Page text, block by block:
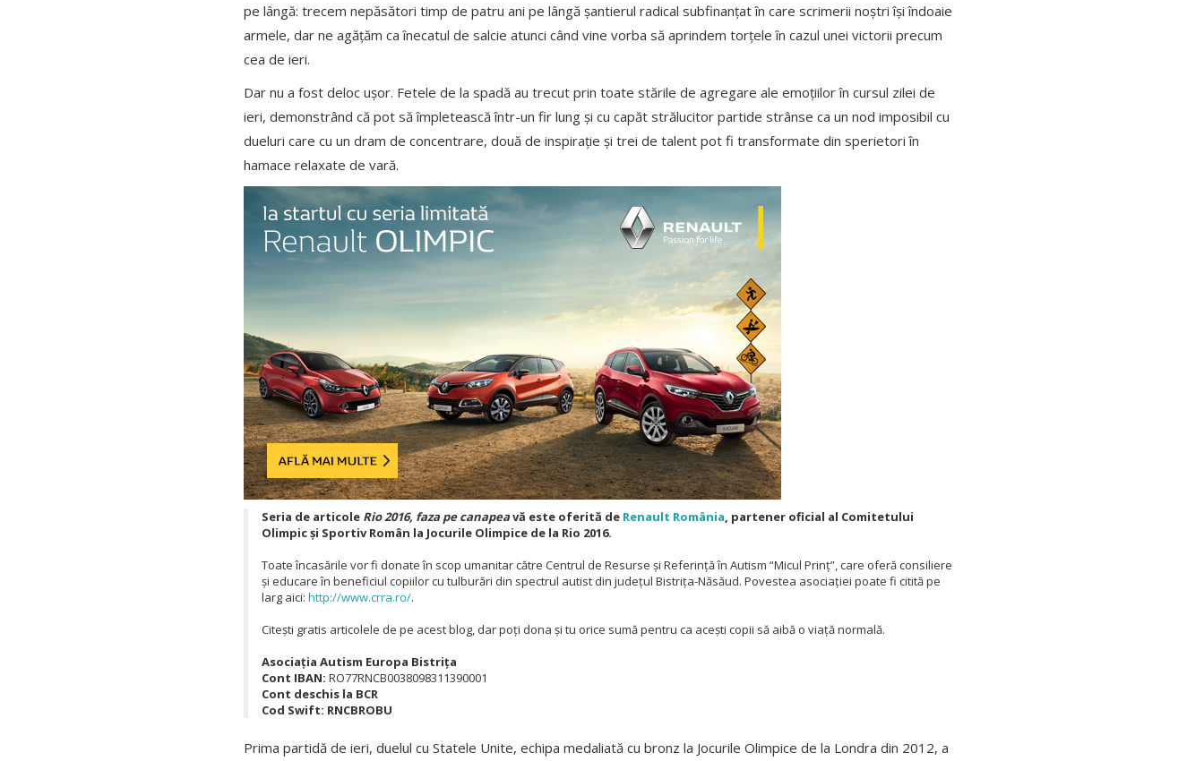
pe lângă: trecem nepăsători timp de patru ani pe lângă șantierul radical subfinanțat în care scrimerii noștri își îndoaie
armele, dar ne agățăm ca înecatul de salcie atunci când vine vorba să aprindem torțele în cazul unei victorii precum
cea de ieri.
Dar nu a fost deloc ușor. Fetele de la spadă au trecut prin toate stările de agregare ale emoțiilor în cursul zilei de
ieri, demonstrând că pot să împletească într-un fir lung și cu capăt strălucitor partide strânse ca un nod imposibil cu
dueluri care cu un dram de concentrare, două de inspirație și trei de talent pot fi transformate din sperietori în
hamace relaxate de vară.
Seria de articole Rio 2016, faza pe canapeavă este oferită de Renault România, partener oficial al Comitetului
Olimpic și Sportiv Român la Jocurile Olimpice de la Rio 2016.
Toate încasările vor fi donate în scop umanitar către Centrul de Resurse și Referință în Autism “Micul Prinț”, care oferăconsiliere
și educare în beneficiul copiilor cu tulburări din spectrul autist din județul Bistrița-Năsăud. Povestea asociației poate fi citită pe
larg aici: http://www.crra.ro/.
Citești gratis articolele de pe acest blog, dar poți dona și tu orice sumă pentru ca acești copii să aibă o viață normală.
Asociația Autism Europa Bistrița
Cont IBAN: RO77RNCB0038098311390001
Cont deschis la BCR
Cod Swift: RNCBROBU
Prima partidă de ieri, duelul cu Statele Unite, echipa medaliată cu bronz la Jocurile Olimpice de la Londra din 2012, a